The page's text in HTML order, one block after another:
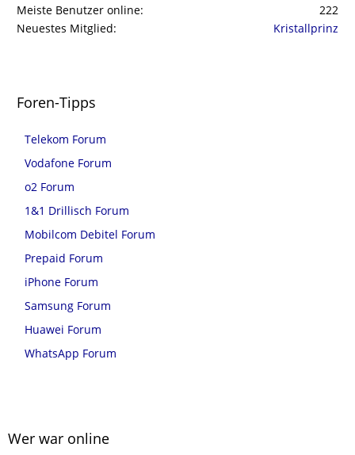
Meiste Benutzer online
222
Neuestes Mitglied
Kristallprinz
Foren-Tipps
Telekom Forum
Vodafone Forum
o2 Forum
1&1 Drillisch Forum
Mobilcom Debitel Forum
Prepaid Forum
iPhone Forum
Samsung Forum
Huawei Forum
WhatsApp Forum
Wer war online